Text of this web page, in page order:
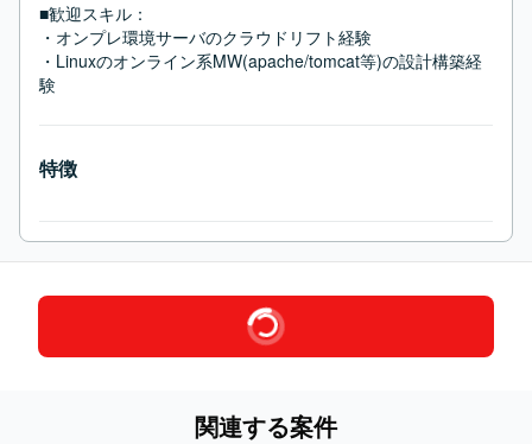
■歓迎スキル：
・オンプレ環境サーバのクラウドリフト経験
・Linuxのオンライン系MW(apache/tomcat等)の設計構築経
験
特徴
関連する案件